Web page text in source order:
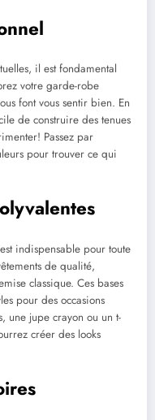
il est fondamental
votre garde-robe
font vous sentir bien. En
de construire des tenues
Passez par
pour trouver ce qui
est indispensable pour toute
de qualité,
classique. Ces bases
pour des occasions
une jupe crayon ou un t-
créer des looks